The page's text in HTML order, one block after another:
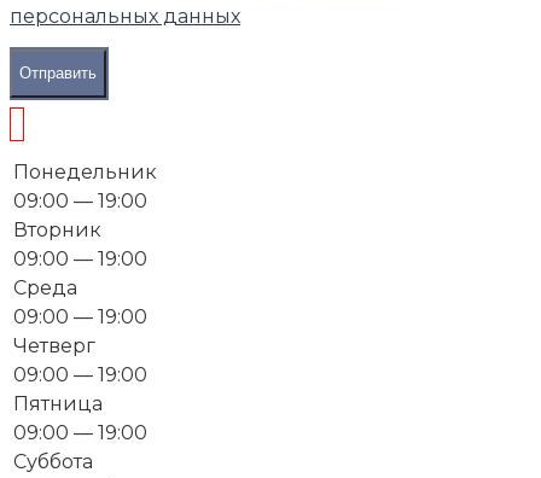
персональных данных
Отправить
Понедельник
09:00 — 19:00
Вторник
09:00 — 19:00
Среда
09:00 — 19:00
Четверг
09:00 — 19:00
Пятница
09:00 — 19:00
Суббота